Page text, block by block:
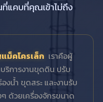
แคบที่คุณเข้าไม่ถึง
ม็คโครเล็ก เราคือผู้
ริการงานขุดดิน ปรับ
น้ำ ขุดสระ และงานรับ
ด้วยเครื่องจักรขนาด